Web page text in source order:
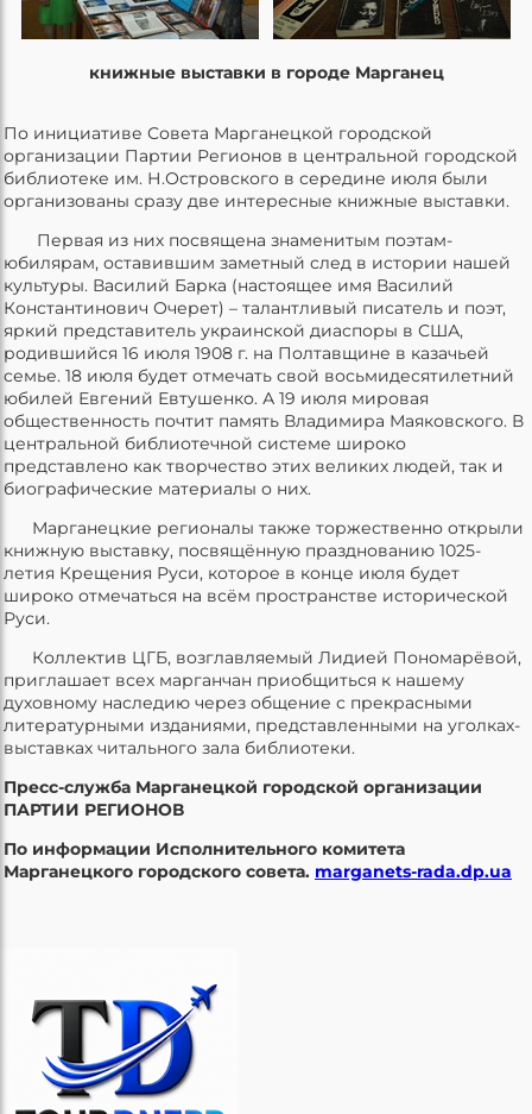
книжные выставки в городе Марганец
По инициативе Совета Марганецкой городской
организации Партии Регионов в центральной городской
библиотеке им. Н.Островского в середине июля были
организованы сразу две интересные книжные выставки.
Первая из них посвящена знаменитым поэтам-
юбилярам, оставившим заметный след в истории нашей
культуры. Василий Барка (настоящее имя Василий
Константинович Очерет) – талантливый писатель и поэт,
яркий представитель украинской диаспоры в США,
родившийся 16 июля 1908 г. на Полтавщине в казачьей
семье. 18 июля будет отмечать свой восьмидесятилетний
юбилей Евгений Евтушенко. А 19 июля мировая
общественность почтит память Владимира Маяковского. В
центральной библиотечной системе широко
представлено как творчество этих великих людей, так и
биографические материалы о них.
Марганецкие регионалы также торжественно открыли
книжную выставку, посвящённую празднованию 1025-
летия Крещения Руси, которое в конце июля будет
широко отмечаться на всём пространстве исторической
Руси.
Коллектив ЦГБ, возглавляемый Лидией Пономарёвой,
приглашает всех марганчан приобщиться к нашему
духовному наследию через общение с прекрасными
литературными изданиями, представленными на уголках-
выставках читального зала библиотеки.
Пресс-служба Марганецкой городской организации
ПАРТИИ РЕГИОНОВ
По информации Исполнительного комитета
Марганецкого городского совета. marganets-rada.dp.ua